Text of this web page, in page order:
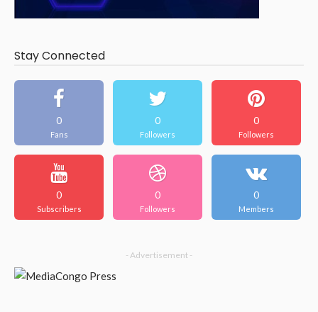
Stay Connected
0
Fans
0
Followers
0
Followers
0
Subscribers
0
Followers
0
Members
- Advertisement -